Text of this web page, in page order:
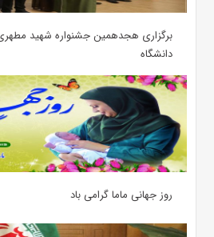
برگزاری هجدهمین جشنواره شهید مطهری
دانشگاه
روز جهانی ماما گرامی باد